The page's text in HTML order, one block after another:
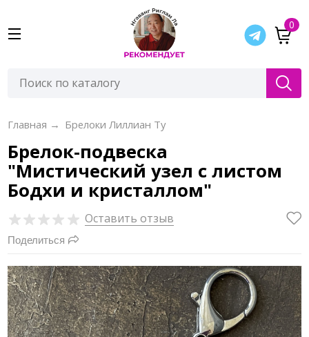
0
Главная → Брелоки Лиллиан Ту
Брелок-подвеска
"Мистический узел с листом
Бодхи и кристаллом"
Оставить отзыв
Поделиться